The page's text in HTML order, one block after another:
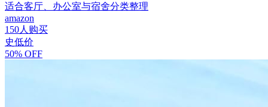
适合客厅、办公室与宿舍分类整理
amazon
150人购买
史低价
50% OFF